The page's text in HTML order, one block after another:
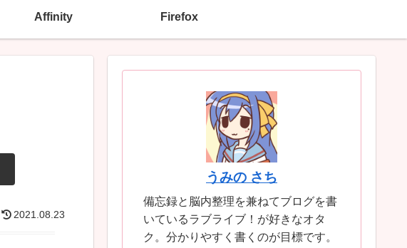
Affinity Firefox
2021.08.23
うみの さち
備忘録と脳内整理を兼ねてブログを書
いているラブライブ！が好きなオタ
ク。分かりやすく書くのが目標です。